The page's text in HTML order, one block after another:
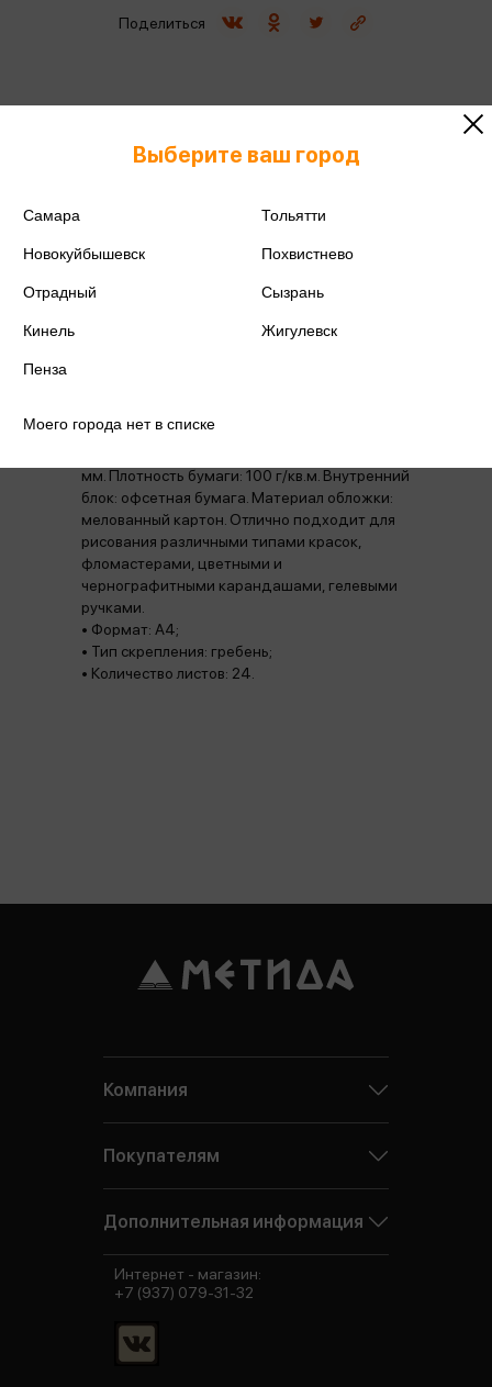
А24сп_51120
Поделиться
Альбом для рисования ArtSpace «Стиль.
мм. Плотность бумаги: 100 г/кв.м. Внутренний
блок: офсетная бумага. Материал обложки:
мелованный картон. Отлично подходит для
рисования различными типами красок,
фломастерами, цветными и
чернографитными карандашами, гелевыми
ручками.
• Формат: А4;
• Тип скрепления: гребень;
• Количество листов: 24.
Выберите ваш город
Самара Тольятти
Новокуйбышевск Похвистнево
Отрадный Сызрань
Кинель Жигулевск
Пенза
Моего города нет в списке
Компания
Покупателям
Дополнительная информация
Интернет - магазин:
+7 (937) 079-31-32